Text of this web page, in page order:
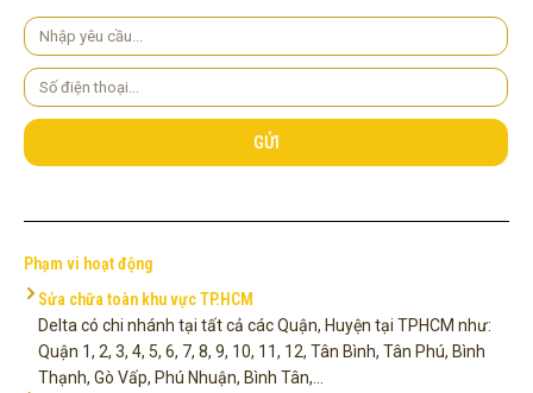
Yêu
cầu
Số
điện
thoại
GỬI
Phạm vi hoạt động
Sửa chữa toàn khu vực TP.HCM
Delta có chi nhánh tại tất cả các Quận, Huyện tại TPHCM như:
Quận 1, 2, 3, 4, 5, 6, 7, 8, 9, 10, 11, 12, Tân Bình, Tân Phú, Bình
Thạnh, Gò Vấp, Phú Nhuận, Bình Tân,...